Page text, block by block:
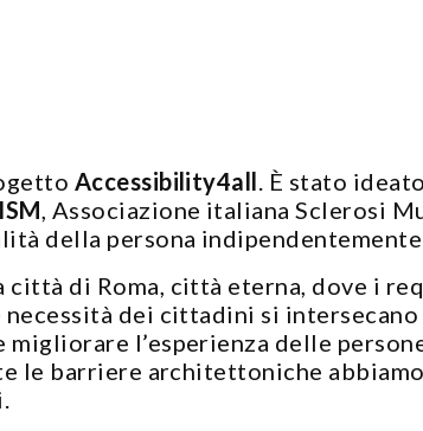
Accessibility4all. È stato
, Associazione italiana Sclerosi
della persona indipendentemente
città di Roma, città eterna, dove i
dei cittadini si
migliorare l’esperienza delle
le barriere architettoniche